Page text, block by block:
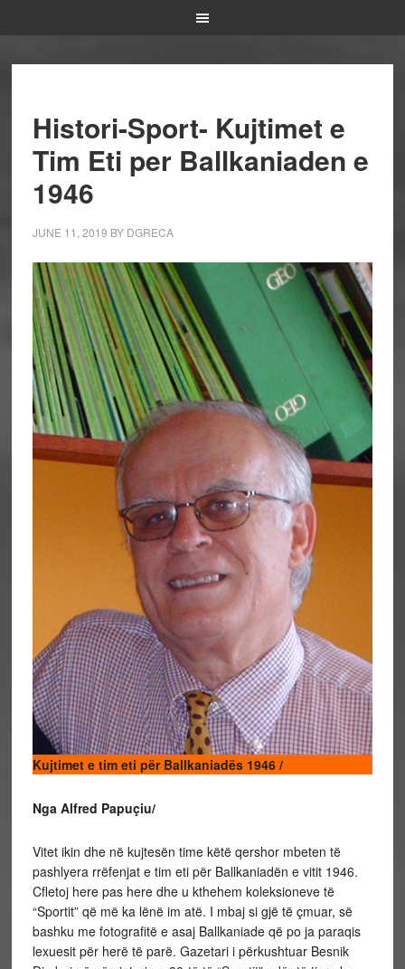
Histori-Sport- Kujtimet e
Tim Eti per Ballkaniaden e
1946
JUNE 11, 2019 BY DGRECA
Kujtimet e tim eti për Ballkaniadës 1946 /
Nga Alfred Papuçiu/
Vitet ikin dhe në kujtesën time këtë qershor mbeten të
pashlyera rrëfenjat e tim eti për Ballkaniadën e vitit 1946.
Cfletoj here pas here dhe u kthehem koleksioneve të
“Sportit” që më ka lënë im atë. I mbaj si gjë të çmuar, së
bashku me fotografitë e asaj Ballkaniade që po ja paraqis
lexuesit për herë të parë. Gazetari i përkushtuar Besnik